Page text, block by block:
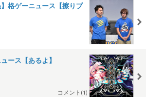
格ゲーニュース【擦りプ
ース【あるよ】
コメント(1)